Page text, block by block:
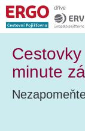
minute